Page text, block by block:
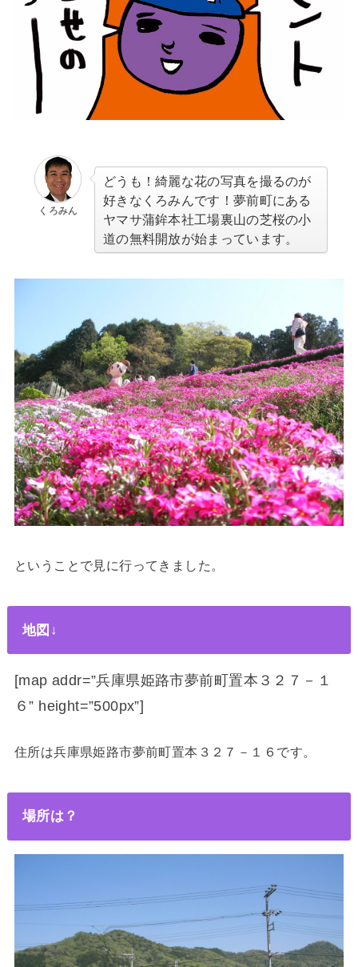
くろみん
どうも！綺麗な花の写真を撮るのが
好きなくろみんです！夢前町にある
ヤマサ蒲鉾本社工場裏山の芝桜の小
道の無料開放が始まっています。
ということで見に行ってきました。
地図↓
[map addr=”兵庫県姫路市夢前町置本３２７－１
６” height=”500px”]
住所は兵庫県姫路市夢前町置本３２７－１６です。
場所は？